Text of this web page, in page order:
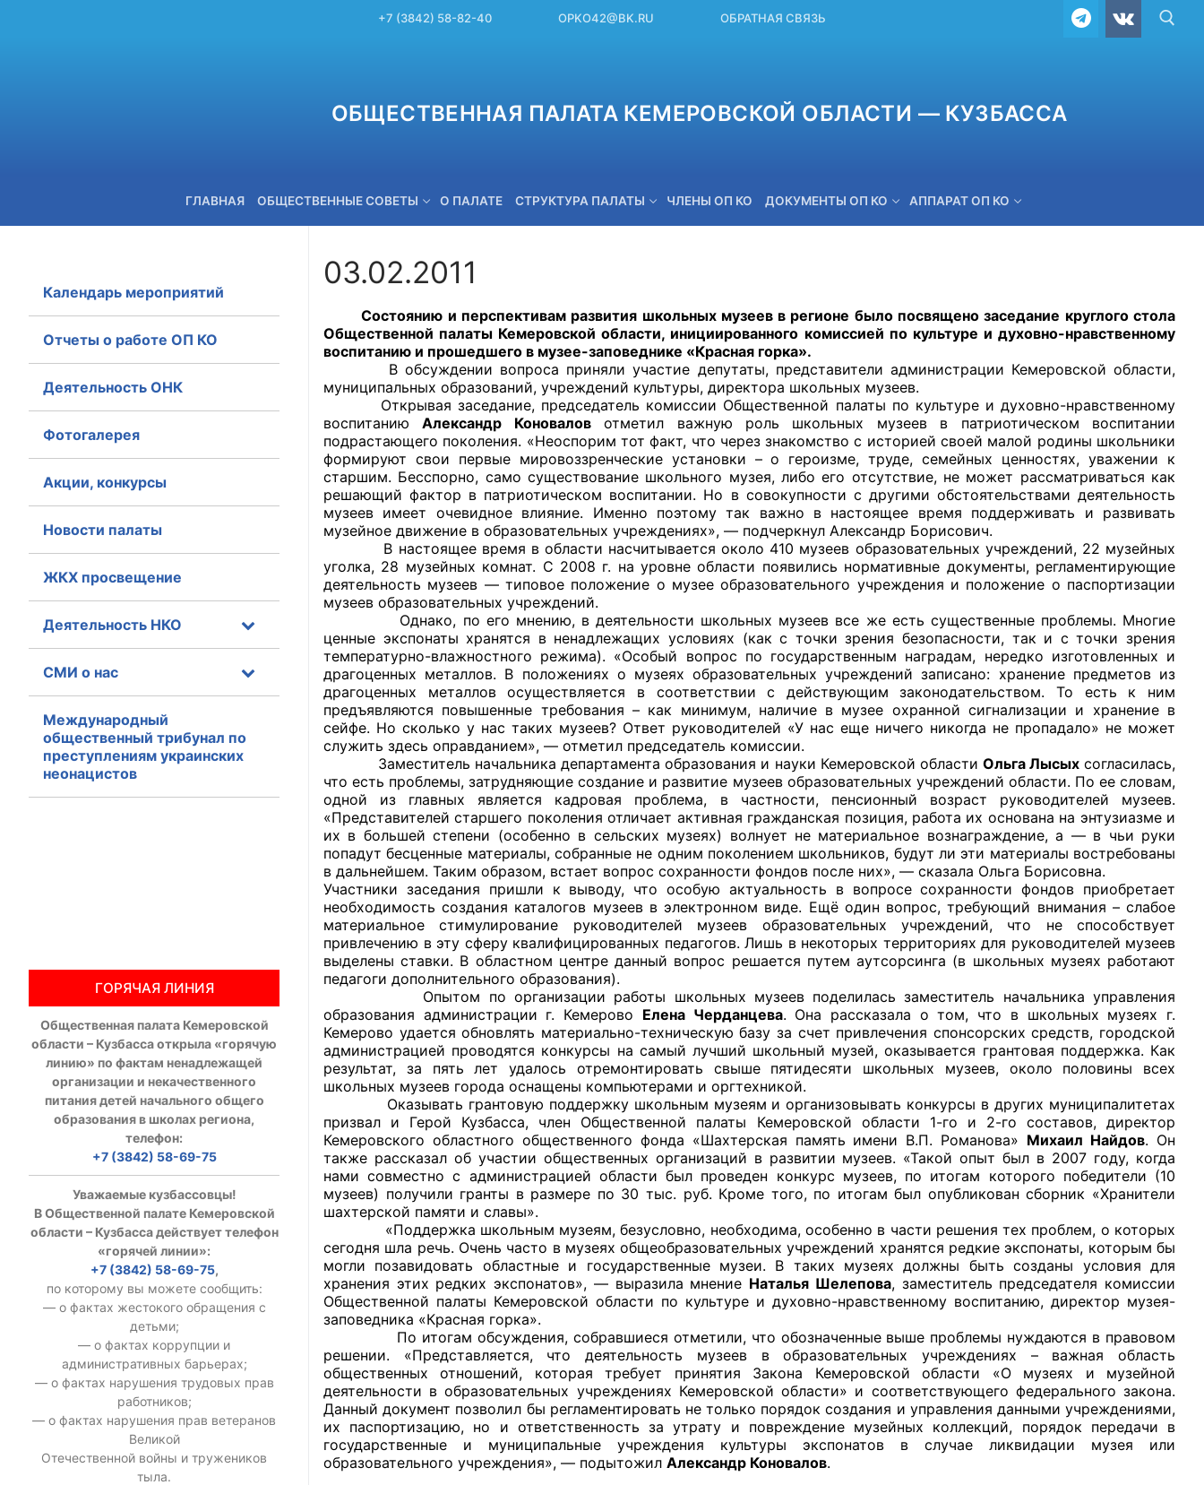
+7 (3842) 58-82-40 OPKO42@BK.RU ОБРАТНАЯ СВЯЗЬ
ОБЩЕСТВЕННАЯ ПАЛАТА КЕМЕРОВСКОЙ ОБЛАСТИ — КУЗБАССА
ГЛАВНАЯ ОБЩЕСТВЕННЫЕ СОВЕТЫ О ПАЛАТЕ СТРУКТУРА ПАЛАТЫ ЧЛЕНЫ ОП КО ДОКУМЕНТЫ ОП КО АППАРАТ ОП КО
+7 (3842) 58-82-40 OPKO42@BK.RU ОБРАТНАЯ СВЯЗЬ
Главная
Общественные советы
Общественные советы при территориальных органах федеральных органов
исполнительной власти
Общественные советы по проведению независимой оценки качества условий
оказания услуг
О Палате
Структура Палаты
Комиссии
Экспертный совет ОП КО
Совет ОП КО
Общественный штаб
Члены ОП КО
Документы ОП КО
Регламент ОП КО
Кодекс этики ОП КО
Положения
Соглашения
Рекомендации
Порядок работы ЦОН
Аппарат ОП КО
УСТАВ ГКУ “АППАРАТ ОП КО”
Доходы руководителя за 2024 г.
03.02.2011
Состоянию и перспективам развития школьных музеев в регионе было посвящено заседание круглого стола
Общественной палаты Кемеровской области, инициированного комиссией по культуре и духовно-нравственному
воспитанию и прошедшего в музее-заповеднике «Красная горка».
В обсуждении вопроса приняли участие депутаты, представители администрации Кемеровской области,
муниципальных образований, учреждений культуры, директора школьных музеев.
Открывая заседание, председатель комиссии Общественной палаты по культуре и духовно-нравственному
воспитаниюАлександр Коноваловотметил важную роль школьных музеев в патриотическом воспитании
подрастающего поколения. «Неоспорим тот факт, что через знакомство с историей своей малой родины школьники
формируют свои первые мировоззренческие установки – о героизме, труде, семейных ценностях, уважении к
старшим. Бесспорно, само существование школьного музея, либо его отсутствие, не может рассматриваться как
решающий фактор в патриотическом воспитании. Но в совокупности с другими обстоятельствами деятельность
музеев имеет очевидное влияние. Именно поэтому так важно в настоящее время поддерживать и развивать
музейное движение в образовательных учреждениях», — подчеркнул Александр Борисович.
В настоящее время в области насчитывается около 410 музеев образовательных учреждений, 22 музейных
уголка, 28 музейных комнат. С 2008 г. на уровне области появились нормативные документы, регламентирующие
деятельность музеев — типовое положение о музее образовательного учреждения и положение о паспортизации
музеев образовательных учреждений.
Однако, по его мнению, в деятельности школьных музеев все же есть существенные проблемы. Многие
ценные экспонаты хранятся в ненадлежащих условиях (как с точки зрения безопасности, так и с точки зрения
температурно-влажностного режима). «Особый вопрос по государственным наградам, нередко изготовленных и
драгоценных металлов. В положениях о музеях образовательных учреждений записано: хранение предметов из
драгоценных металлов осуществляется в соответствии с действующим законодательством. То есть к ним
предъявляются повышенные требования – как минимум, наличие в музее охранной сигнализации и хранение в
сейфе. Но сколько у нас таких музеев? Ответ руководителей «У нас еще ничего никогда не пропадало» не может
служить здесь оправданием», — отметил председатель комиссии.
Заместитель начальника департамента образования и науки Кемеровской области Ольга Лысыхсогласилась,
что есть проблемы, затрудняющие создание и развитие музеев образовательных учреждений области. По ее словам,
одной из главных является кадровая проблема, в частности, пенсионный возраст руководителей музеев.
«Представителей старшего поколения отличает активная гражданская позиция, работа их основана на энтузиазме и
их в большей степени (особенно в сельских музеях) волнует не материальное вознаграждение, а — в чьи руки
попадут бесценные материалы, собранные не одним поколением школьников, будут ли эти материалы востребованы
в дальнейшем. Таким образом, встает вопрос сохранности фондов после них», — сказала Ольга Борисовна.
Участники заседания пришли к выводу, что особую актуальность в вопросе сохранности фондов приобретает
необходимость создания каталогов музеев в электронном виде. Ещё один вопрос, требующий внимания – слабое
материальное стимулирование руководителей музеев образовательных учреждений, что не способствует
привлечению в эту сферу квалифицированных педагогов. Лишь в некоторых территориях для руководителей музеев
выделены ставки. В областном центре данный вопрос решается путем аутсорсинга (в школьных музеях работают
педагоги дополнительного образования).
Опытом по организации работы школьных музеев поделилась заместитель начальника управления
образования администрации г. Кемерово Елена Черданцева. Она рассказала о том, что в школьных музеях г.
Кемерово удается обновлять материально-техническую базу за счет привлечения спонсорских средств, городской
администрацией проводятся конкурсы на самый лучший школьный музей, оказывается грантовая поддержка. Как
результат, за пять лет удалось отремонтировать свыше пятидесяти школьных музеев, около половины всех
школьных музеев города оснащены компьютерами и оргтехникой.
Оказывать грантовую поддержку школьным музеям и организовывать конкурсы в других муниципалитетах
призвал и Герой Кузбасса, член Общественной палаты Кемеровской области 1-го и 2-го составов, директор
Кемеровского областного общественного фонда «Шахтерская память имени В.П. Романова» Михаил Найдов. Он
также рассказал об участии общественных организаций в развитии музеев. «Такой опыт был в 2007 году, когда
нами совместно с администрацией области был проведен конкурс музеев, по итогам которого победители (10
музеев) получили гранты в размере по 30 тыс. руб. Кроме того, по итогам был опубликован сборник «Хранители
шахтерской памяти и славы».
«Поддержка школьным музеям, безусловно, необходима, особенно в части решения тех проблем, о которых
сегодня шла речь. Очень часто в музеях общеобразовательных учреждений хранятся редкие экспонаты, которым бы
могли позавидовать областные и государственные музеи. В таких музеях должны быть созданы условия для
хранения этих редких экспонатов», — выразила мнение Наталья Шелепова, заместитель председателя комиссии
Общественной палаты Кемеровской области по культуре и духовно-нравственному воспитанию, директор музея-
заповедника «Красная горка».
По итогам обсуждения, собравшиеся отметили, что обозначенные выше проблемы нуждаются в правовом
решении. «Представляется, что деятельность музеев в образовательных учреждениях – важная область
общественных отношений, которая требует принятия Закона Кемеровской области «О музеях и музейной
деятельности в образовательных учреждениях Кемеровской области» и соответствующего федерального закона.
Данный документ позволил бы регламентировать не только порядок создания и управления данными учреждениями,
их паспортизацию, но и ответственность за утрату и повреждение музейных коллекций, порядок передачи в
государственные и муниципальные учреждения культуры экспонатов в случае ликвидации музея или
образовательного учреждения», — подытожил Александр Коновалов.
Календарь мероприятий
Отчеты о работе ОП КО
Деятельность ОНК
Фотогалерея
Акции, конкурсы
Новости палаты
ЖКХ просвещение
Деятельность НКО
СМИ о нас
Международный
общественный трибунал по
преступлениям украинских
неонацистов
ГОРЯЧАЯ ЛИНИЯ
Общественная палата Кемеровской
области – Кузбасса открыла «горячую
линию» по фактам ненадлежащей
организации и некачественного
питания детей начального общего
образования в школах региона,
телефон:
+7 (3842) 58-69-75
Уважаемые кузбассовцы!
В Общественной палате Кемеровской
области – Кузбасса действует телефон
«горячей линии»:
+7 (3842) 58-69-75,
по которому вы можете сообщить:
— о фактах жестокого обращения с
детьми;
— о фактах коррупции и
административных барьерах;
— о фактах нарушения трудовых прав
работников;
— о фактах нарушения прав ветеранов
Великой
Отечественной войны и тружеников
тыла.